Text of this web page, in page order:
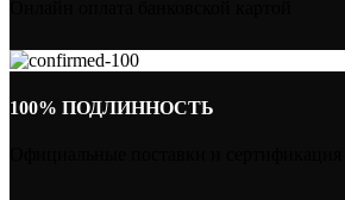
100% ПОДЛИННОСТЬ